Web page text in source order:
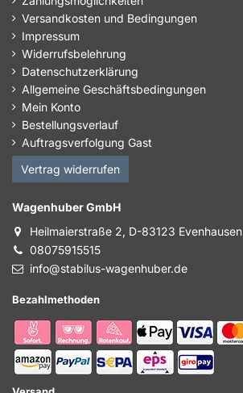
Versandkosten und Bedingungen
Impressum
Widerrufsbelehrung
Datenschutzerklärung
Allgemeine Geschäftsbedingungen
Mein Konto
Bestellungsverlauf
Auftragsverfolgung Gast
Vertrag widerrufen
Wagenhuber GmbH
Heilmaierstraße 2, D-83123 Evenhausen
08075915515
info@stabilus-wagenhuber.de
Bezahlmethoden